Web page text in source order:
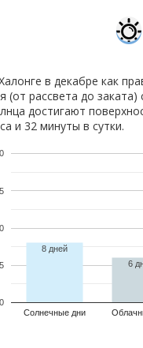
в декабре как
(от рассвета до
достигают
и 32 минуты в сутки.
Солнечные дни
0
5
8 дней
6